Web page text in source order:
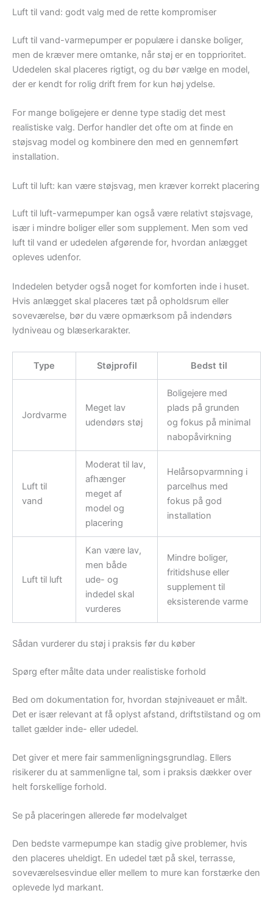
Luft til vand: godt valg med de rette kompromiser
Luft til vand-varmepumper er populære i danske boliger,
men de kræver mere omtanke, når støj er en topprioritet.
Udedelen skal placeres rigtigt, og du bør vælge en model,
der er kendt for rolig drift frem for kun høj ydelse.
For mange boligejere er denne type stadig det mest
realistiske valg. Derfor handler det ofte om at finde en
støjsvag model og kombinere den med en gennemført
installation.
Luft til luft: kan være støjsvag, men kræver korrekt placering
Luft til luft-varmepumper kan også være relativt støjsvage,
især i mindre boliger eller som supplement. Men som ved
luft til vand er udedelen afgørende for, hvordan anlægget
opleves udenfor.
Indedelen betyder også noget for komforten inde i huset.
Hvis anlægget skal placeres tæt på opholdsrum eller
soveværelse, bør du være opmærksom på indendørs
lydniveau og blæserkarakter.
Type Støjprofil Bedst til
Jordvarme
Meget lav
udendørs støj
Boligejere med
plads på grunden
og fokus på minimal
nabopåvirkning
Luft til
vand
Moderat til lav,
afhænger
meget af
model og
placering
Helårsopvarmning i
parcelhus med
fokus på god
installation
Luft til luft
Kan være lav,
men både
ude- og
indedel skal
vurderes
Mindre boliger,
fritidshuse eller
supplement til
eksisterende varme
Sådan vurderer du støj i praksis før du køber
Spørg efter målte data under realistiske forhold
Bed om dokumentation for, hvordan støjniveauet er målt.
Det er især relevant at få oplyst afstand, driftstilstand og om
tallet gælder inde- eller udedel.
Det giver et mere fair sammenligningsgrundlag. Ellers
risikerer du at sammenligne tal, som i praksis dækker over
helt forskellige forhold.
Se på placeringen allerede før modelvalget
Den bedste varmepumpe kan stadig give problemer, hvis
den placeres uheldigt. En udedel tæt på skel, terrasse,
soveværelsesvindue eller mellem to mure kan forstærke den
oplevede lyd markant.